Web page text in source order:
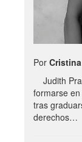
Por
Judith
formarse
tras
derechos…